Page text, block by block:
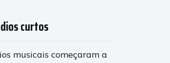
curtos
musicais começaram a